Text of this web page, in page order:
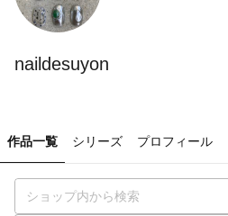
naildesuyon
作品一覧 シリーズ プロフィール